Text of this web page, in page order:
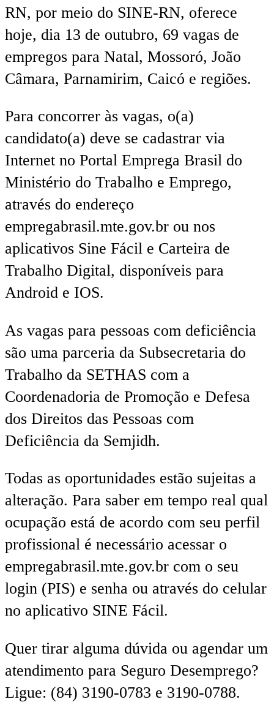
RN, por meio do SINE-RN, oferece
hoje, dia 13 de outubro, 69 vagas de
empregos para Natal, Mossoró, João
Câmara, Parnamirim, Caicó e regiões.
Para concorrer às vagas, o(a)
candidato(a) deve se cadastrar via
Internet no Portal Emprega Brasil do
Ministério do Trabalho e Emprego,
através do endereço
empregabrasil.mte.gov.br ou nos
aplicativos Sine Fácil e Carteira de
Trabalho Digital, disponíveis para
Android e IOS.
As vagas para pessoas com deficiência
são uma parceria da Subsecretaria do
Trabalho da SETHAS com a
Coordenadoria de Promoção e Defesa
dos Direitos das Pessoas com
Deficiência da Semjidh.
Todas as oportunidades estão sujeitas a
alteração. Para saber em tempo real qual
ocupação está de acordo com seu perfil
profissional é necessário acessar o
empregabrasil.mte.gov.br com o seu
login (PIS) e senha ou através do celular
no aplicativo SINE Fácil.
Quer tirar alguma dúvida ou agendar um
atendimento para Seguro Desemprego?
Ligue: (84) 3190-0783 e 3190-0788.